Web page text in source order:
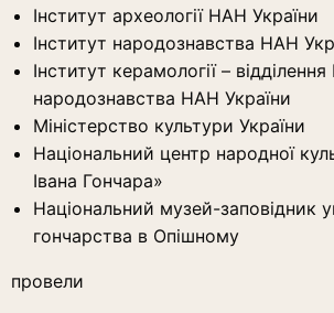
Інститут археології НАН України
Інститут народознавства НАН
Інститут керамології – відділення
народознавства НАН України
Міністерство культури України
Національний центр народної
Івана Гончара»
Національний музей-заповідник
гончарства в Опішному
провели